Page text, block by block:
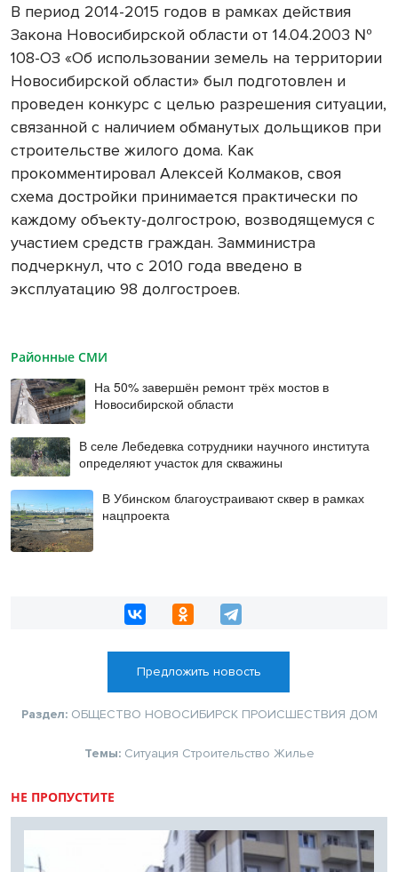
В период 2014-2015 годов в рамках действия
Закона Новосибирской области от 14.04.2003 №
108-ОЗ «Об использовании земель на территории
Новосибирской области» был подготовлен и
проведен конкурс с целью разрешения ситуации,
связанной с наличием обманутых дольщиков при
строительстве жилого дома. Как
прокомментировал Алексей Колмаков, своя
схема достройки принимается практически по
каждому объекту-долгострою, возводящемуся с
участием средств граждан. Замминистра
подчеркнул, что с 2010 года введено в
эксплуатацию 98 долгостроев.
Районные СМИ
На 50% завершён ремонт трёх мостов в
Новосибирской области
В селе Лебедевка сотрудники научного института
определяют участок для скважины
В Убинском благоустраивают сквер в рамках
нацпроекта
Предложить новость
Раздел: ОБЩЕСТВО НОВОСИБИРСК ПРОИСШЕСТВИЯ ДОМ
Темы: Ситуация Строительство Жилье
НЕ ПРОПУСТИТЕ